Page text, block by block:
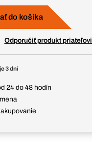
do košíka
Odporučiť produkt priateľovi
3 dní
24 do 48 hodín